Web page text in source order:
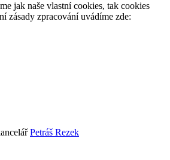
jak naše vlastní cookies, tak cookies
zásady zpracování uvádíme zde:
Petráš Rezek